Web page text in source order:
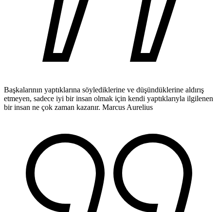
Başkalarının yaptıklarına söylediklerine ve düşündüklerine aldırış
etmeyen, sadece iyi bir insan olmak için kendi yaptıklarıyla ilgilenen
bir insan ne çok zaman kazanır. Marcus Aurelius